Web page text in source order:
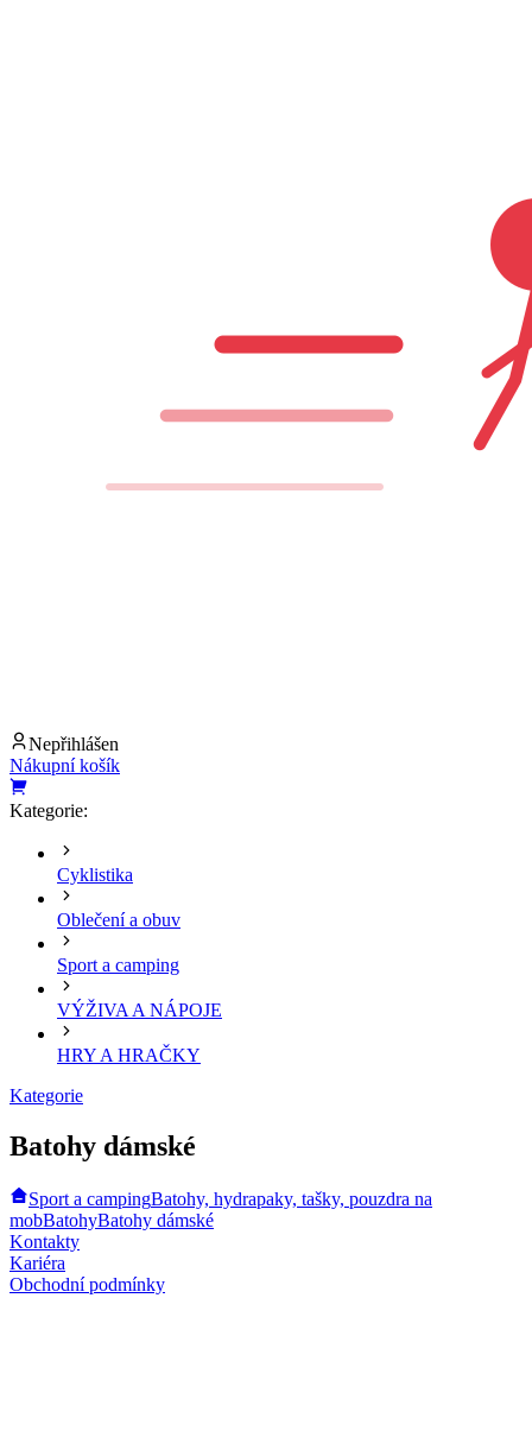
Nepřihlášen
Nákupní košík
Kategorie:
Cyklistika
Oblečení a obuv
Sport a camping
VÝŽIVA A NÁPOJE
HRY A HRAČKY
Kategorie
Batohy dámské
Sport a campingBatohy, hydrapaky, tašky, pouzdra na
mobBatohyBatohy dámské
Kontakty
Kariéra
Obchodní podmínky